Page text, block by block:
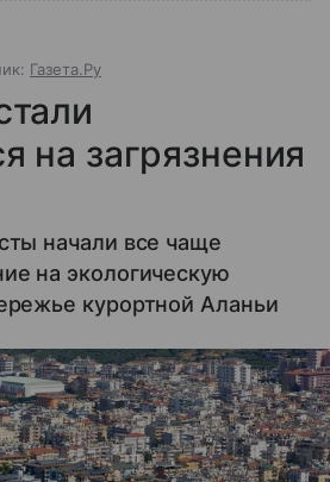
Газета.Ру
на загрязнения
начали все чаще
на экологическую
курортной Аланьи